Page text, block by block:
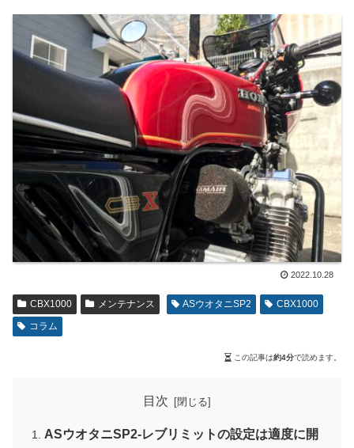
2022.10.28
CBX1000 メンテナンス ASウオタニSP2
CBX1000
コラム
この記事は約4分で読めます。
目次
ASウオタニSP2-レブリミットの設定は適度に開